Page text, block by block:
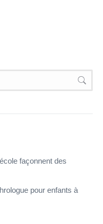
façonnent des
pour enfants à